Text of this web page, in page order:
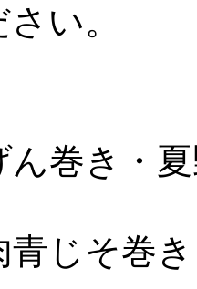
い。
ん巻き・
じそ巻き